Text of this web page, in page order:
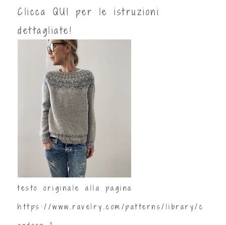
Clicca QUI
per le istruzioni
dettagliate!
testo originale alla pagina
https://www.ravelry.com/patterns/library/c